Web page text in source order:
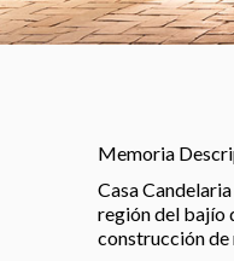
Memoria
Casa
región del bajío
construcción de